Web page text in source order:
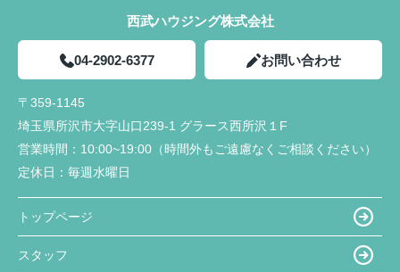
西武ハウジング株式会社
04-2902-6377 お問い合わせ
〒359-1145
埼玉県所沢市大字山口239-1 グラース西所沢１F
営業時間： 10:00~19:00（時間外もご遠慮なくご相談ください）
定休日： 毎週水曜日
トップページ
スタッフ